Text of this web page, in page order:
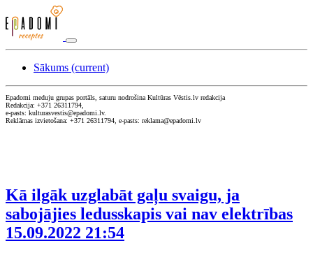
Sākums (current)
Epadomi meduju grupas portāls, saturu nodrošina Kultūras Vēstis.lv redakcija
Redakcija: +371 26311794,
e-pasts: kulturasvestis@epadomi.lv.
Reklāmas izvietošana: +371 26311794, e-pasts: reklama@epadomi.lv
Kā ilgāk uzglabāt gaļu svaigu, ja
sabojājies ledusskapis vai nav elektrības
15.09.2022 21:54